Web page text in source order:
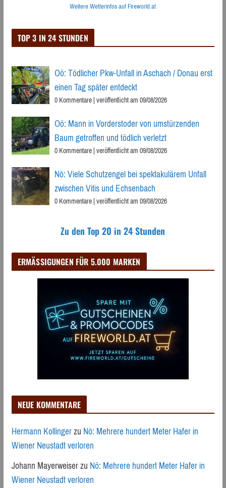
Weitere Wetterinfos auf Fireworld.at
TOP 3 IN 24 STUNDEN
Oö: Tödlicher Pkw-Unfall in Aschach / Donau erst
einen Tag später entdeckt
0 Kommentare|veröffentlicht am 09/08/2026
Oö: Mann in Vorderstoder von umstürzenden
Baum getroffen und tödlich verletzt
0 Kommentare|veröffentlicht am 09/08/2026
Nö: Viele Schutzengel bei spektakulärem Unfall
zwischen Vitis und Echsenbach
0 Kommentare|veröffentlicht am 09/08/2026
Zu den Top 20 in 24 Stunden
ERMÄSSIGUNGEN FÜR 5.000 MARKEN
NEUE KOMMENTARE
Hermann KollingerzuNö: Mehrere hundert Meter Hafer in
Wiener Neustadt verloren
Johann MayerweiserzuNö: Mehrere hundert Meter Hafer in
Wiener Neustadt verloren